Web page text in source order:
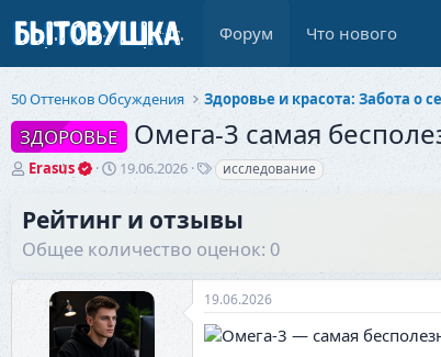
Форум Что нового
50 Оттенков Обсуждения
ЗДОРОВЬЕ Омега-3 самая
А
о
р
е
Erasus
Д
н
ч
а
л
а
19.06.2026
Т
и
исследование
Рейтинг и отзывы
Общее количество оценок: 0
19.06.2026